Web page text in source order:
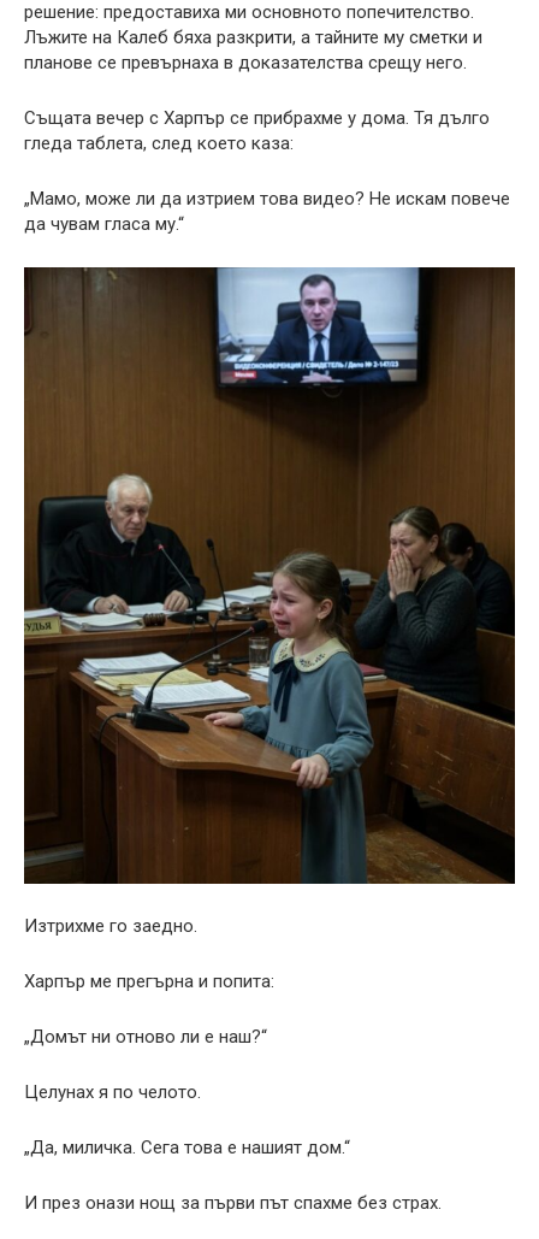
решение: предоставиха ми основното попечителство.
Лъжите на Калеб бяха разкрити, а тайните му сметки и
планове се превърнаха в доказателства срещу него.
Същата вечер с Харпър се прибрахме у дома. Тя дълго
гледа таблета, след което каза:
„Мамо, може ли да изтрием това видео? Не искам повече
да чувам гласа му.“
Изтрихме го заедно.
Харпър ме прегърна и попита:
„Домът ни отново ли е наш?“
Целунах я по челото.
„Да, миличка. Сега това е нашият дом.“
И през онази нощ за първи път спахме без страх.